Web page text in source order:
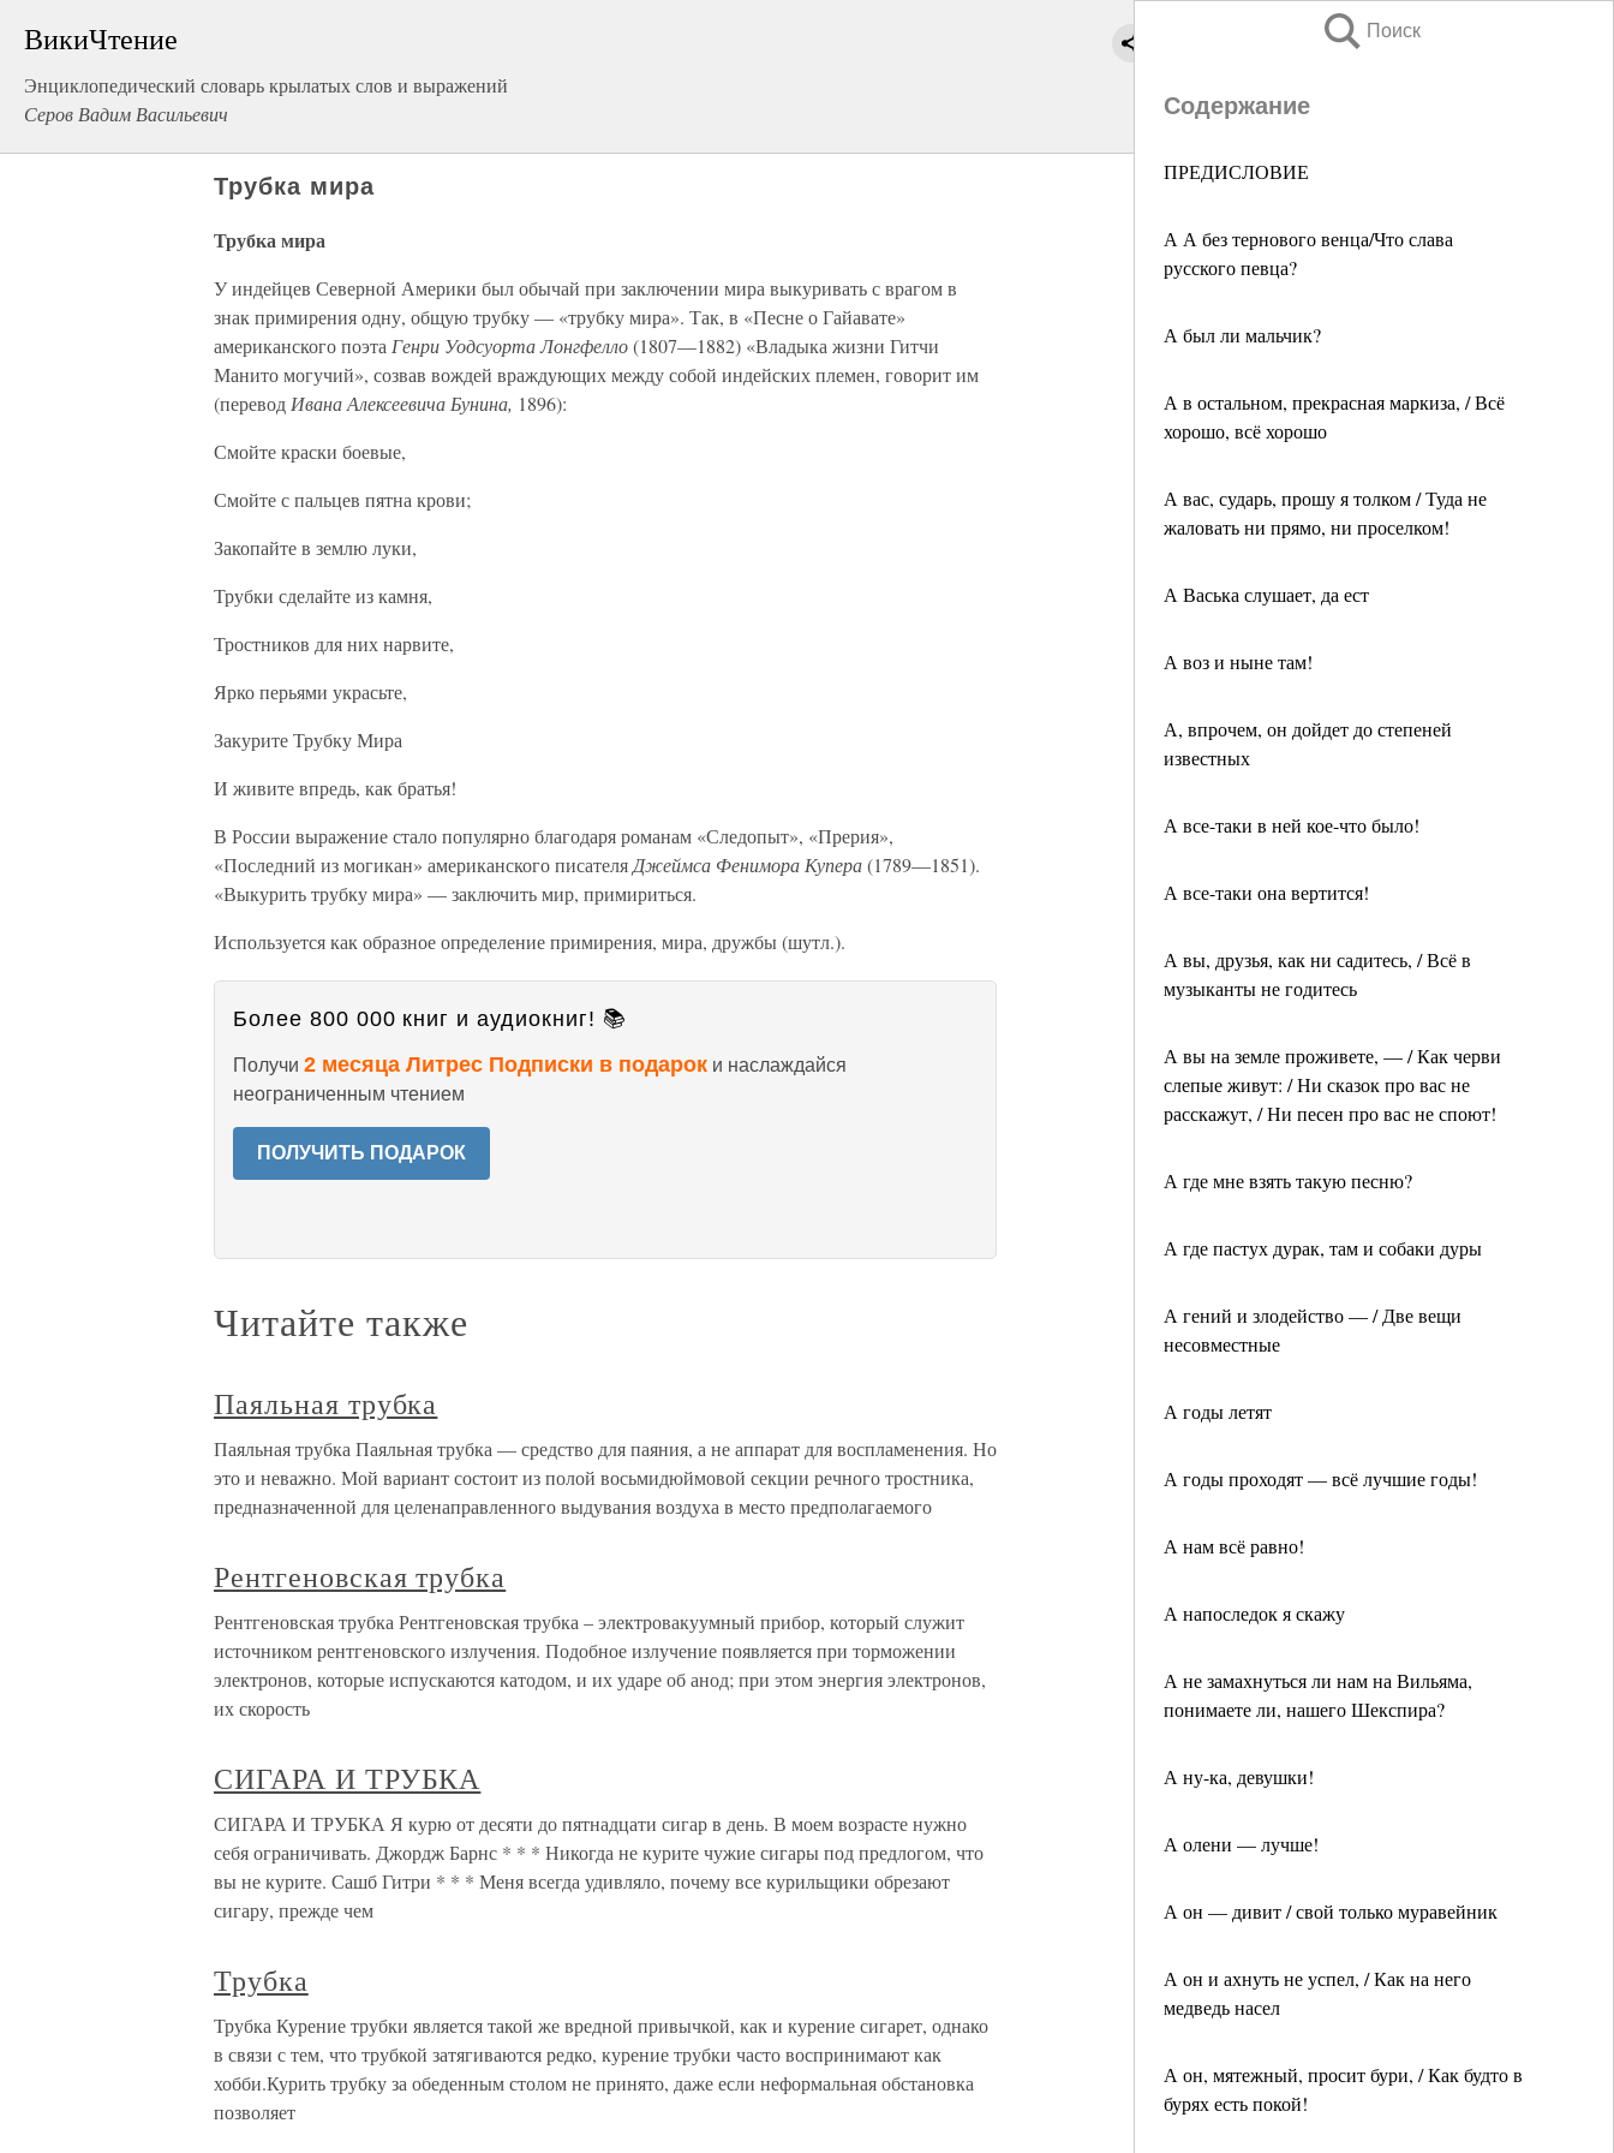
ВикиЧтение
Энциклопедический словарь крылатых слов и выражений
Серов Вадим Васильевич
Поиск
Содержание
ПРЕДИСЛОВИЕ
А А без тернового венца/Что слава
русского певца?
А был ли мальчик?
А в остальном, прекрасная маркиза, / Всё
хорошо, всё хорошо
А вас, сударь, прошу я толком / Туда не
жаловать ни прямо, ни проселком!
А Васька слушает, да ест
А воз и ныне там!
А, впрочем, он дойдет до степеней
известных
А все-таки в ней кое-что было!
А все-таки она вертится!
А вы, друзья, как ни садитесь, / Всё в
музыканты не годитесь
А вы на земле проживете, — / Как черви
слепые живут: / Ни сказок про вас не
расскажут, / Ни песен про вас не споют!
А где мне взять такую песню?
А где пастух дурак, там и собаки дуры
А гений и злодейство — / Две вещи
несовместные
А годы летят
А годы проходят — всё лучшие годы!
А нам всё равно!
А напоследок я скажу
А не замахнуться ли нам на Вильяма,
понимаете ли, нашего Шекспира?
А ну-ка, девушки!
А олени — лучше!
А он — дивит / свой только муравейник
А он и ахнуть не успел, / Как на него
медведь насел
А он, мятежный, просит бури, / Как будто в
бурях есть покой!
Трубка мира
Трубка мира
У индейцев Северной Америки был обычай при заключении мира выкуривать с врагом в
знак примирения одну, общую трубку — «трубку мира». Так, в «Песне о Гайавате»
американского поэта Генри Уодсуорта Лонгфелло(1807—1882) «Владыка жизни Гитчи
Манито могучий», созвав вождей враждующих между собой индейских племен, говорит им
(перевод Ивана Алексеевича Бунина, 1896):
Смойте краски боевые,
Смойте с пальцев пятна крови;
Закопайте в землю луки,
Трубки сделайте из камня,
Тростников для них нарвите,
Ярко перьями украсьте,
Закурите Трубку Мира
И живите впредь, как братья!
В России выражение стало популярно благодаря романам «Следопыт», «Прерия»,
«Последний из могикан» американского писателя Джеймса Фенимора Купера(1789—1851).
«Выкурить трубку мира» — заключить мир, примириться.
Используется как образное определение примирения, мира, дружбы (шутл.).
Более 800 000 книг и аудиокниг! 📚
Получи 2 месяца Литрес Подписки в подарок и наслаждайся
неограниченным чтением
ПОЛУЧИТЬ ПОДАРОК
Читайте также
Паяльная трубка
Паяльная трубка Паяльная трубка — средство для паяния, а не аппарат для воспламенения. Но
это и неважно. Мой вариант состоит из полой восьмидюймовой секции речного тростника,
предназначенной для целенаправленного выдувания воздуха в место предполагаемого
Рентгеновская трубка
Рентгеновская трубка Рентгеновская трубка – электровакуумный прибор, который служит
источником рентгеновского излучения. Подобное излучение появляется при торможении
электронов, которые испускаются катодом, и их ударе об анод; при этом энергия электронов,
их скорость
СИГАРА И ТРУБКА
СИГАРА И ТРУБКА Я курю от десяти до пятнадцати сигар в день. В моем возрасте нужно
себя ограничивать. Джордж Барнс * * * Никогда не курите чужие сигары под предлогом, что
вы не курите. Сашб Гитри * * * Меня всегда удивляло, почему все курильщики обрезают
сигару, прежде чем
Трубка
Трубка Курение трубки является такой же вредной привычкой, как и курение сигарет, однако
в связи с тем, что трубкой затягиваются редко, курение трубки часто воспринимают как
хобби.Курить трубку за обеденным столом не принято, даже если неформальная обстановка
позволяет